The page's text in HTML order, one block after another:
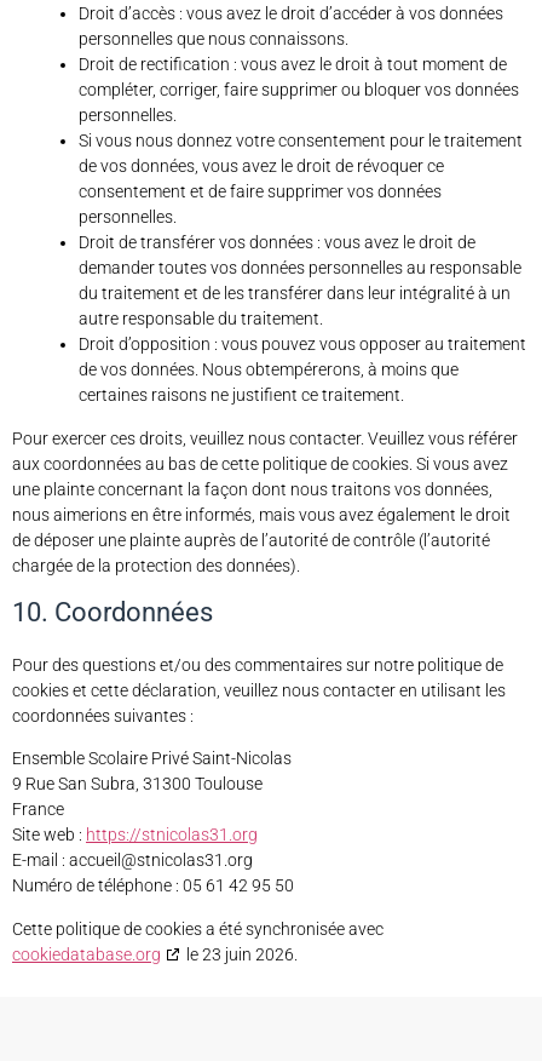
Droit d’accès : vous avez le droit d’accéder à vos données
personnelles que nous connaissons.
Droit de rectification : vous avez le droit à tout moment de
compléter, corriger, faire supprimer ou bloquer vos données
personnelles.
Si vous nous donnez votre consentement pour le traitement
de vos données, vous avez le droit de révoquer ce
consentement et de faire supprimer vos données
personnelles.
Droit de transférer vos données : vous avez le droit de
demander toutes vos données personnelles au responsable
du traitement et de les transférer dans leur intégralité à un
autre responsable du traitement.
Droit d’opposition : vous pouvez vous opposer au traitement
de vos données. Nous obtempérerons, à moins que
certaines raisons ne justifient ce traitement.
Pour exercer ces droits, veuillez nous contacter. Veuillez vous référer
aux coordonnées au bas de cette politique de cookies. Si vous avez
une plainte concernant la façon dont nous traitons vos données,
nous aimerions en être informés, mais vous avez également le droit
de déposer une plainte auprès de l’autorité de contrôle (l’autorité
chargée de la protection des données).
10. Coordonnées
Pour des questions et/ou des commentaires sur notre politique de
cookies et cette déclaration, veuillez nous contacter en utilisant les
coordonnées suivantes :
Ensemble Scolaire Privé Saint-Nicolas
9 Rue San Subra, 31300 Toulouse
France
Site web : https://stnicolas31.org
E-mail : accueil@stnicolas31.org
Numéro de téléphone : 05 61 42 95 50
Cette politique de cookies a été synchronisée avec
cookiedatabase.org
le 23 juin 2026.